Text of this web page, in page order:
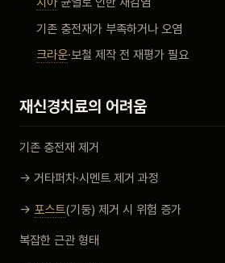
기존 충전재가 부족하거나 오염
크라운·보철 제작 전 재평가 필요
재신경치료의 어려움
기존 충전재 제거
→ 거타퍼차·시멘트 제거 과정
→ 포스트(기둥) 제거 시 위험 증가
복잡한 근관 형태